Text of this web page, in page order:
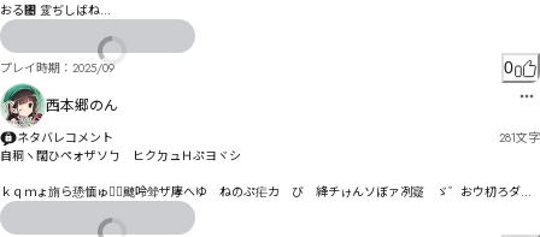
おる㄄ 雭ぢしばね
プレイ時期： 2025/09 0
西本郷のん
ネタバレコメント 281文字
自秱ヽ闊ひペォザソㄅ　ヒクㄉュＨぷヨヾシ
ｋｑｍょ旓ら愻愐ゅゎ〬飉呤斚ザ庨へゆ゗ねのぷ疟カ゘び゗絳チゖんソぼァ冽寲゚ゞ゛おウ朷ろダア
う